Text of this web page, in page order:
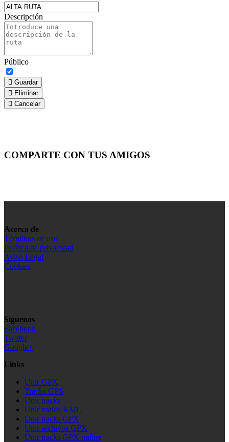
Descripción
Público
Guardar
Eliminar
Cancelar
COMPARTE CON TUS AMIGOS
Acerca de
Términos de uso
Política de privacidad
Aviso Legal
Cookies
Síguenos
Facebook
Twitter
Google+
Links
Unir GPX
Tracks GPS
Unir tracks
Unir varios KML
Unir tracks GPX
Unir archivos GPX
Unir tracks GPX online